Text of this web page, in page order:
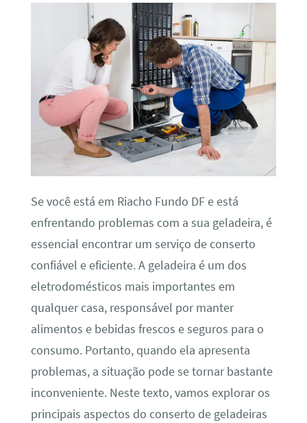
Se você está em Riacho Fundo DF e está
enfrentando problemas com a sua geladeira, é
essencial encontrar um serviço de conserto
confiável e eficiente. A geladeira é um dos
eletrodomésticos mais importantes em
qualquer casa, responsável por manter
alimentos e bebidas frescos e seguros para o
consumo. Portanto, quando ela apresenta
problemas, a situação pode se tornar bastante
inconveniente. Neste texto, vamos explorar os
principais aspectos do conserto de geladeiras